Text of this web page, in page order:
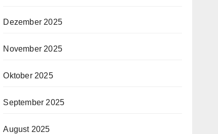
Dezember 2025
November 2025
Oktober 2025
September 2025
August 2025